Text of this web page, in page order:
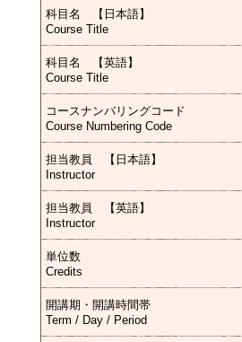
科目名 【日本語】
Course Title
科目名 【英語】
Course Title
コースナンバリングコード
Course Numbering Code
担当教員 【日本語】
Instructor
担当教員 【英語】
Instructor
単位数
Credits
開講期・開講時間帯
Term / Day / Period